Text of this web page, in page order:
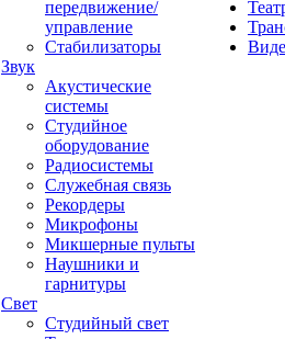
передвижение/
управление
Стабилизаторы
Звук
Акустические
системы
Студийное
оборудование
Радиосистемы
Служебная связь
Рекордеры
Микрофоны
Микшерные пульты
Наушники и
гарнитуры
Свет
Студийный свет